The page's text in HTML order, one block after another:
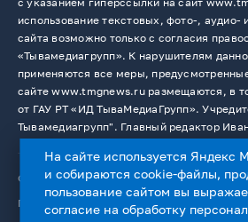
использование текстовых, фото-, аудио-
сайта возможно только с согласия
«Тывамедиагрупп». К нарушителям
применяются все меры,
сайте www.tmgnews.ru размещаются, в
от ГАУ РТ «ИД ТываМедиаГрупп».
Тывамедиагрупп". Главный редактор
© 2026. Все права защищены.
12+
Пользовательское соглашение
На сайте используется Яндекс
и собираются cookie-файлы,
пользование сайтом вы
согласие наобработку